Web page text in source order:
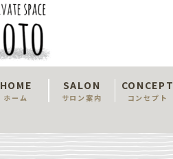
HOME
ホーム
SALON
サロン案内
CONCEPT
コンセプト